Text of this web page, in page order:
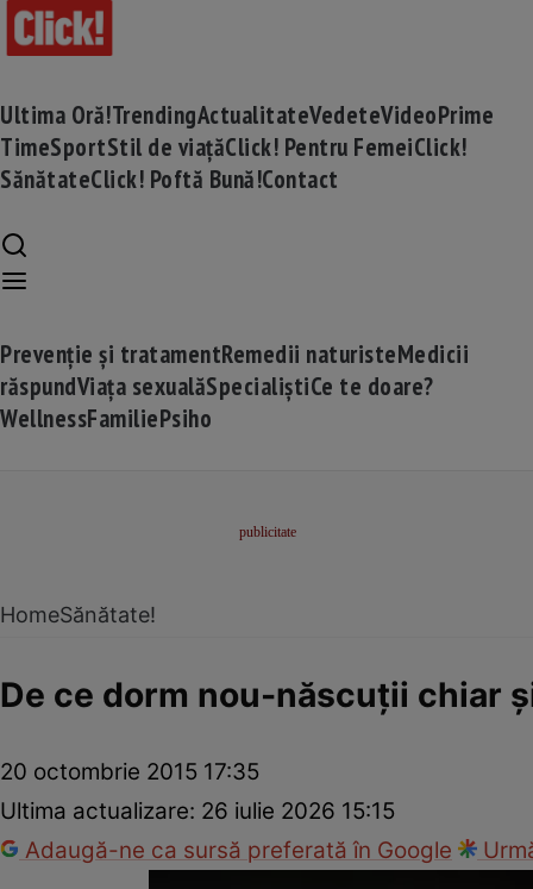
Ultima Oră!TrendingActualitateVedeteVideoPrime
TimeSportStil de viațăClick! Pentru FemeiClick!
SănătateClick! Poftă Bună!Contact
Prevenție și tratamentRemedii naturisteMedicii
răspundViața sexualăSpecialiștiCe te doare?
WellnessFamiliePsiho
HomeSănătate!
De ce dorm nou-născuţii chiar
20 octombrie 2015 17:35
Ultima actualizare: 26 iulie 2026 15:15
Adaugă-ne ca sursă preferată în Google